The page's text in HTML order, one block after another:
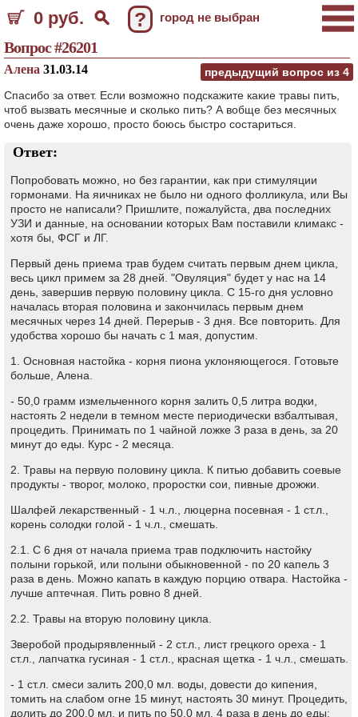
0 руб. ? город не выбран
Вопрос #26201
предыдущий вопрос из 4
Алена 31.03.14
Спасибо за ответ. Если возможно подскажите какие травы пить,
чтоб вызвать месячные и сколько пить? А вобще без месячных
очень даже хорошо, просто боюсь быстро состариться.
Ответ:
Попробовать можно, но без гарантии, как при стимуляции
гормонами. На яичниках не было ни одного фолликула, или Вы
просто не написали? Пришлите, пожалуйста, два последних
УЗИ и данные, на основании которых Вам поставили климакс -
хотя бы, ФСГ и ЛГ.
Первый день приема трав будем считать первым днем цикла,
весь цикл примем за 28 дней. "Овуляция" будет у нас на 14
день, завершив первую половину цикла. С 15-го дня условно
началась вторая половина и закончилась первым днем
месячных через 14 дней. Перерыв - 3 дня. Все повторить. Для
удобства хорошо бы начать с 1 мая, допустим.
1. Основная настойка - корня пиона уклоняющегося. Готовьте
больше, Алена.
- 50,0 грамм измельченного корня залить 0,5 литра водки,
настоять 2 недели в темном месте периодически взбалтывая,
процедить. Принимать по 1 чайной ложке 3 раза в день, за 20
минут до еды. Курс - 2 месяца.
2. Травы на первую половину цикла. К питью добавить соевые
продукты - творог, молоко, проростки сои, пивные дрожжи.
Шалфей лекарственный - 1 ч.л., люцерна посевная - 1 ст.л.,
корень солодки голой - 1 ч.л., смешать.
2.1. С 6 дня от начала приема трав подключить настойку
полыни горькой, или полыни обыкновенной - по 20 капель 3
раза в день. Можно капать в каждую порцию отвара. Настойка -
лучше аптечная. Пить ровно 8 дней.
2.2. Травы на вторую половину цикла.
Зверобой продырявленный - 2 ст.л., лист грецкого ореха - 1
ст.л., лапчатка гусиная - 1 ст.л., красная щетка - 1 ч.л., смешать.
- 1 ст.л. смеси залить 200,0 мл. воды, довести до кипения,
томить на слабом огне 15 минут, настоять 30 минут. Процедить,
долить до 200,0 мл. и пить по 50,0 мл. 4 раза в день до еды;